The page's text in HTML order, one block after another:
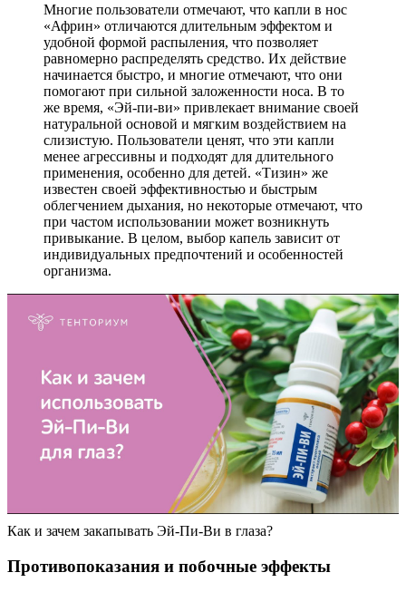
Многие пользователи отмечают, что капли в нос
«Африн» отличаются длительным эффектом и
удобной формой распыления, что позволяет
равномерно распределять средство. Их действие
начинается быстро, и многие отмечают, что они
помогают при сильной заложенности носа. В то
же время, «Эй-пи-ви» привлекает внимание своей
натуральной основой и мягким воздействием на
слизистую. Пользователи ценят, что эти капли
менее агрессивны и подходят для длительного
применения, особенно для детей. «Тизин» же
известен своей эффективностью и быстрым
облегчением дыхания, но некоторые отмечают, что
при частом использовании может возникнуть
привыкание. В целом, выбор капель зависит от
индивидуальных предпочтений и особенностей
организма.
Как и зачем закапывать Эй-Пи-Ви в глаза?
Противопоказания и побочные эффекты